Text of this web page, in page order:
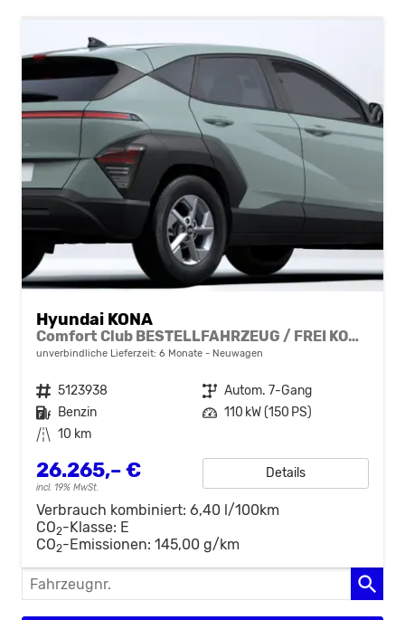
Hyundai KONA
Comfort Club BESTELLFAHRZEUG / FREI KONFIGURIERBAR
unverbindliche Lieferzeit: 6 Monate Neuwagen
Fahrzeugnr. 5123938 Getriebe Autom. 7-Gang
Kraftstoff Benzin Leistung 110 kW (150 PS)
Kilometerstand 10 km
26.265,– €
incl. 19% MwSt.
Details
Verbrauch kombiniert: 6,40 l/100km
CO2-Klasse: E
CO2-Emissionen: 145,00 g/km
Fahrzeugnr.